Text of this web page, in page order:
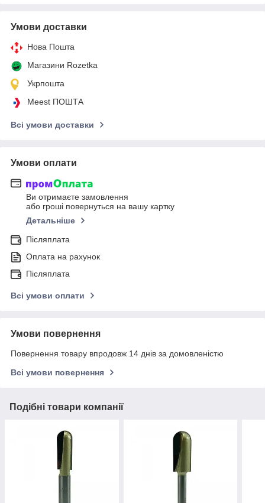
Умови доставки
Нова Пошта
Магазини Rozetka
Укрпошта
Meest ПОШТА
Всі умови доставки
Умови оплати
Ви отримаєте замовлення
або гроші повернуться на вашу картку
Детальніше
Післяплата
Оплата на рахунок
Післяплата
Всі умови оплати
Умови повернення
Повернення товару впродовж 14 днів за домовленістю
Всі умови повернення
Подібні товари компанії